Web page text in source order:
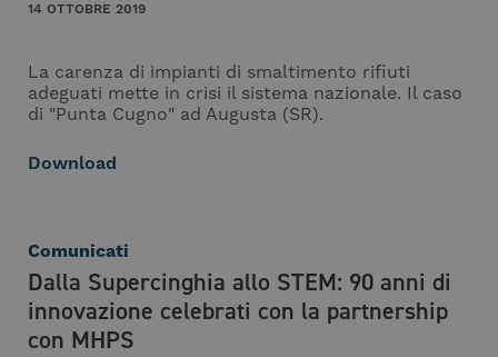
14 OTTOBRE 2019
La carenza di impianti di smaltimento rifiuti
adeguati mette in crisi il sistema nazionale. Il caso
di "Punta Cugno" ad Augusta (SR).
Download
Comunicati
Dalla Supercinghia allo STEM: 90 anni di
innovazione celebrati con la partnership
con MHPS